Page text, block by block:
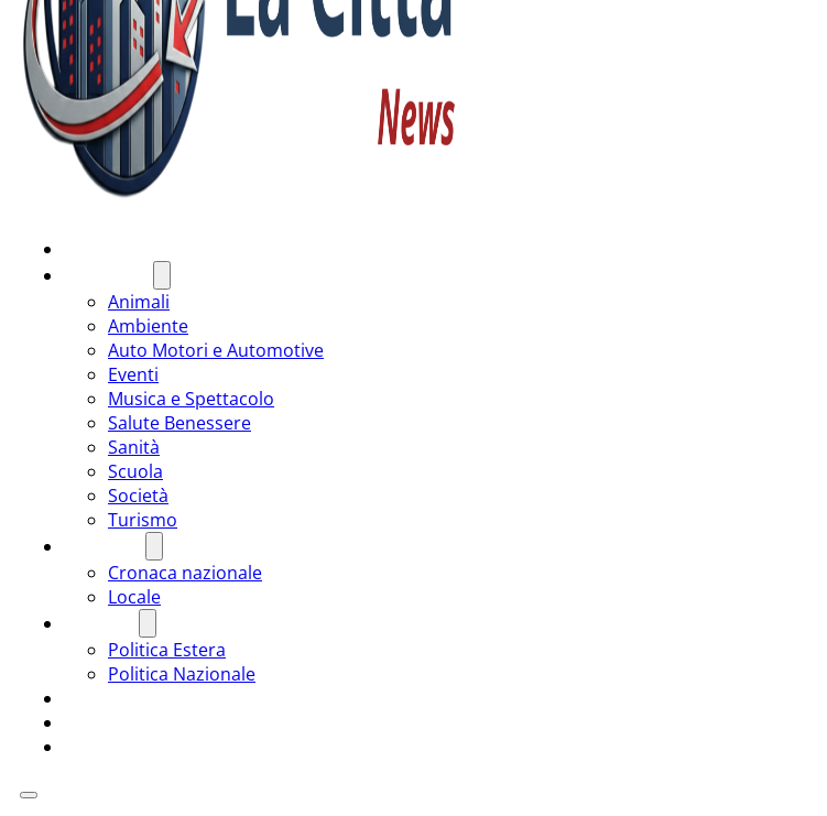
Animali
Ambiente
Auto Motori e Automotive
Eventi
Musica e Spettacolo
Salute Benessere
Sanità
Scuola
Società
Turismo
Cronaca nazionale
Locale
Politica Estera
Politica Nazionale